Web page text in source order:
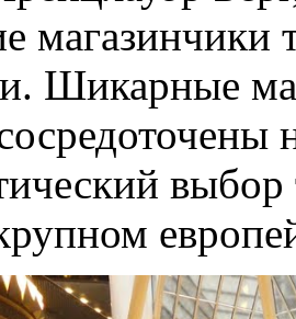
Шикарные